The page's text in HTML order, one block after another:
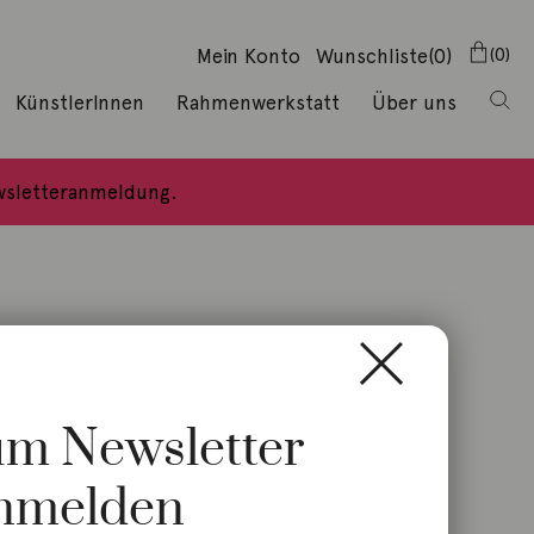
Mein Konto (0)
Wunschliste 0
KünstlerInnen Rahmenwerkstatt Über uns
Newsletter